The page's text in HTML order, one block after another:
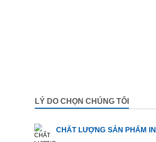
LÝ DO CHỌN CHÚNG TÔI
CHẤT LƯỢNG SẢN PHẨM IN